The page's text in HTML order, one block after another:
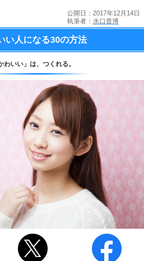
公開日：2017年12月14日
執筆者： 水口貴博
い人になる30の方法
わいい」は、 つくれる。